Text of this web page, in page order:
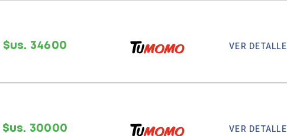
$us. 34600 VER DETALLE
$us. 30000 VER DETALLE